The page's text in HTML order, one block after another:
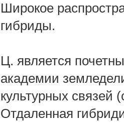
Широкое
гибриды.
Ц. является
академии
культурных связей
Отдаленная